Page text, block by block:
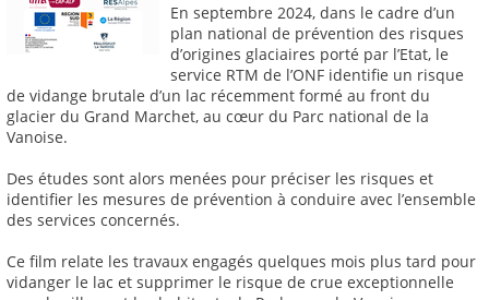
En septembre 2024, dans le cadre d’un
plan national de prévention des risques
d’origines glaciaires porté par l’Etat, le
service RTM de l’ONF identifie un risque
de vidange brutale d’un lac récemment formé au front du
glacier du Grand Marchet, au cœur du Parc national de la
Vanoise.
Des études sont alors menées pour préciser les risques et
identifier les mesures de prévention à conduire avec l’ensemble
des services concernés.
Ce film relate les travaux engagés quelques mois plus tard pour
vidanger le lac et supprimer le risque de crue exceptionnelle